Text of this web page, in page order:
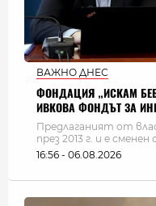
ВАЖНО ДНЕС
ФОНДАЦИЯ „ИСКАМ
ИВКОВА ФОНДЪТ ЗА
Предлаганият от
през 2013 г. и е
16:56 - 06.08.2026